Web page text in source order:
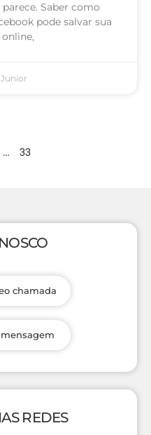
Saber como
pode salvar sua
online,
… 33
chamada
REDES